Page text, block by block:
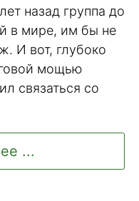
назад группа до
в мире, им бы не
И вот, глубоко
мощью
связаться со
...